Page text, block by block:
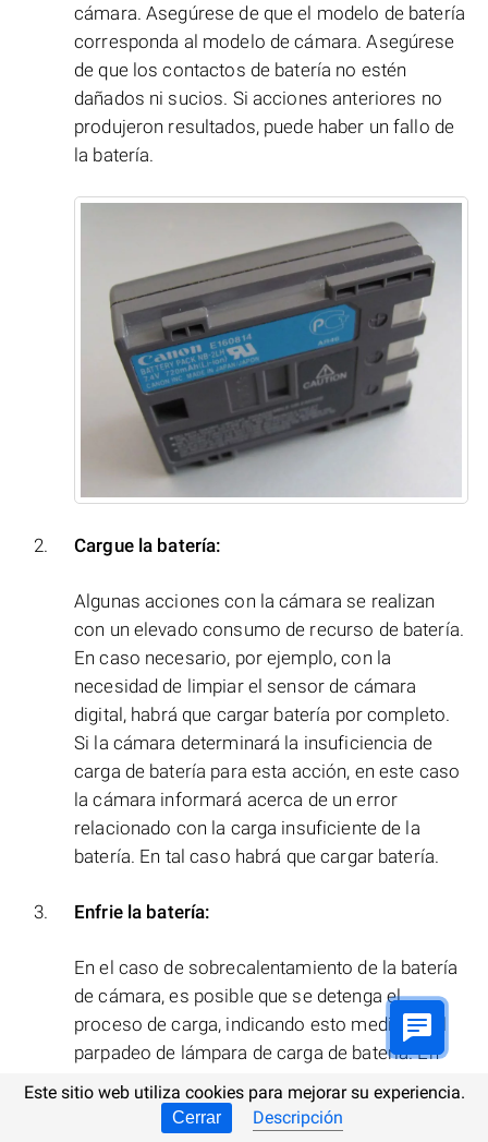
cámara. Asegúrese de que el modelo de batería
corresponda al modelo de cámara. Asegúrese
de que los contactos de batería no estén
dañados ni sucios. Si acciones anteriores no
produjeron resultados, puede haber un fallo de
la batería.
Cargue la batería:
Algunas acciones con la cámara se realizan
con un elevado consumo de recurso de batería.
En caso necesario, por ejemplo, con la
necesidad de limpiar el sensor de cámara
digital, habrá que cargar batería por completo.
Si la cámara determinará la insuficiencia de
carga de batería para esta acción, en este caso
la cámara informará acerca de un error
relacionado con la carga insuficiente de la
batería. En tal caso habrá que cargar batería.
Enfrie la batería:
En el caso de sobrecalentamiento de la batería
de cámara, es posible que se detenga el
proceso de carga, indicando esto mediante el
parpadeo de lámpara de carga de batería. En
este caso, deje que la batería se enfríe hasta la
temperatura normal, y asegúrese de que sus
contactos están limpios.
Este sitio web utiliza cookies para mejorar su experiencia.
Cerrar Descripción